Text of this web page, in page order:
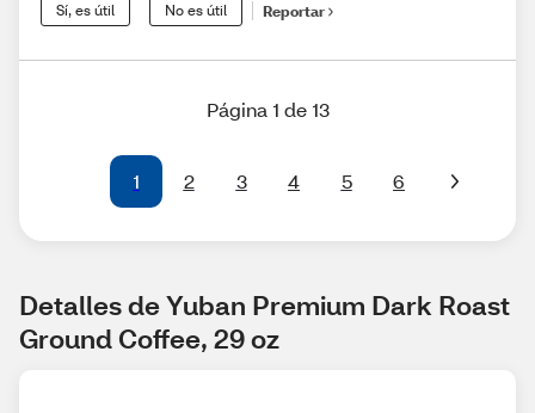
Sí, es útil No es útil Reportar
Página 1 de 13
1 2 3 4 5 6
Detalles de Yuban Premium Dark Roast
Ground Coffee, 29 oz